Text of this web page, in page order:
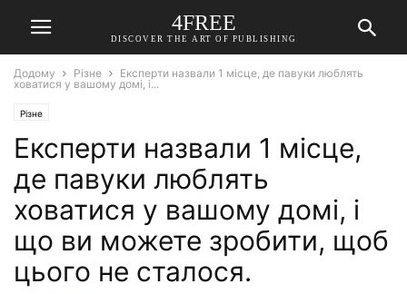
4FREE
DISCOVER THE ART OF PUBLISHING
Додому Різне
Експерти назвали 1 місце, де павуки люблять
ховатися у вашому домі, і...
Різне
Експерти назвали 1 місце,
де павуки люблять
ховатися у вашому домі, і
що ви можете зробити, щоб
цього не сталося.